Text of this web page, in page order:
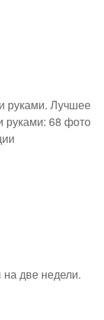
руками. Лучшее
руками: 68 фото
две недели.